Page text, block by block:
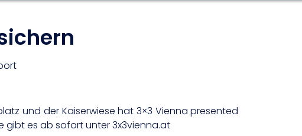
und der Kaiserwiese hat 3×3 Vienna presented
gibt es ab sofort unter 3x3vienna.at